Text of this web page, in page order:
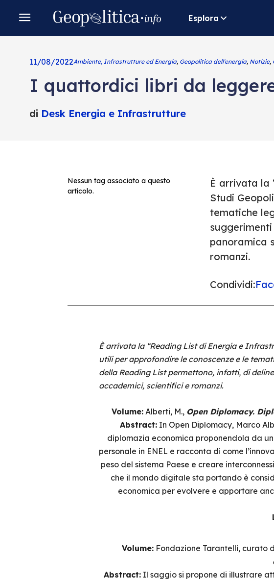
Esplora
11/08/2022Ambiente, Infrastrutture ed Energia, Geopolitica dell'energia, Notizie,
I quattordici libri da
di Desk Energia e Infrastrutture
Nessun tag associato a questo
articolo.
È arrivata la
Studi
tematiche
panoramica
romanzi.
Condividi:
È arrivata la “Reading List di Energia e
utili per approfondire le conoscenze e le
della Reading List permettono, infatti, di
accademici, scientifici e romanzi.
Volume:Alberti, M., Open Diplomacy.
Abstract: In Open Diplomacy, Marco
diplomazia economica proponendola da
personale in ENEL e racconta di come
peso del sistema Paese e creare
che il mondo digitale sta portando è
economica per evolvere e apportare
Volume:Fondazione Tarantelli, curato
Abstract:Il saggio si propone di illustrare